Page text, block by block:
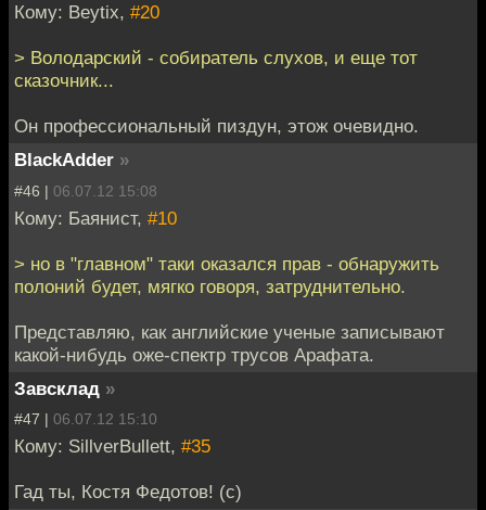
Кому: Beytix, #20
> Володарский - собиратель слухов, и еще тот
сказочник...
Он профессиональный пиздун, этож очевидно.
BlackAdder »
#46 | 06.07.12 15:08
Кому: Баянист, #10
> но в "главном" таки оказался прав - обнаружить
полоний будет, мягко говоря, затруднительно.
Представляю, как английские ученые записывают
какой-нибудь оже-спектр трусов Арафата.
Завсклад »
#47 | 06.07.12 15:10
Кому: SillverBullett, #35
Гад ты, Костя Федотов! (с)